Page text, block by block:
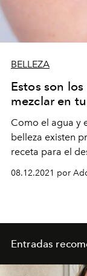
BELLEZA
Estos son
mezclar en
Como el agua y
belleza existen
receta para el
08.12.2021 por
Entradas